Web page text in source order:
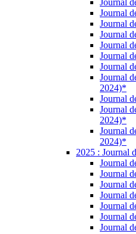
Journal
Journal
Journal
Journal
Journal
Journal
Journal
Journal
2024)*
Journal
Journal
2024)*
Journal
2024)*
2025 : Journal
Journal
Journal
Journal
Journal
Journal
Journal
Journal